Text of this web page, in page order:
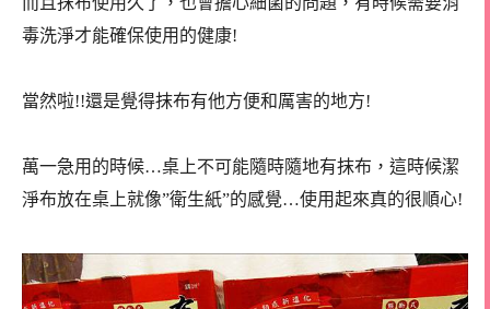
毒洗淨才能確保使用的健康!
當然啦!!還是覺得抹布有他方便和厲害的地方!
萬一急用的時候…桌上不可能隨時隨地有抹布，這時候潔
淨布放在桌上就像”衛生紙”的感覺…使用起來真的很順心!